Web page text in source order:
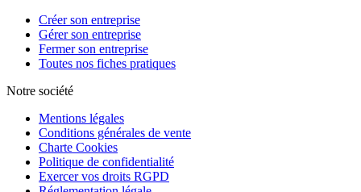
Créer son entreprise
Gérer son entreprise
Fermer son entreprise
Toutes nos fiches pratiques
Notre société
Mentions légales
Conditions générales de vente
Charte Cookies
Politique de confidentialité
Exercer vos droits RGPD